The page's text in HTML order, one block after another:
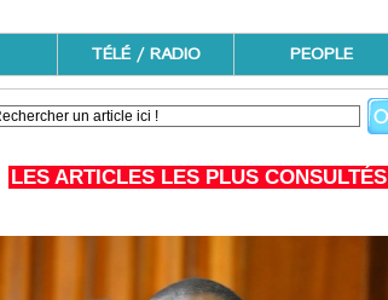
TÉLÉ / RADIO PEOPLE
LES ARTICLES LES PLUS CONSULTÉS